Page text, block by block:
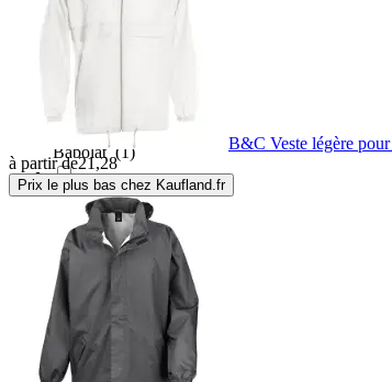
Aztron
B.young
Babolat (1)
Baleno(3)
Balmohk
Baradello
B&C Veste légère
à partir de21,28
Prix le plus bas chez Kaufland.fr